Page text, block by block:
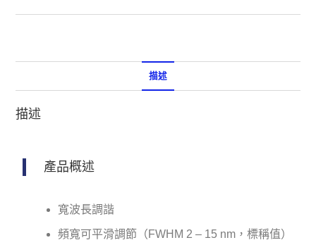
描述
描述
產品概述
寬波長調諧
頻寬可平滑調節（FWHM 2 – 15 nm，標稱值）